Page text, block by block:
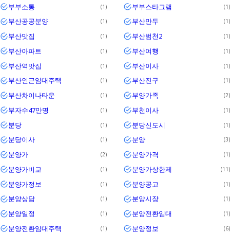
부부소통 1 부부스타그램 1
부산공공분양 1 부산만두 1
부산맛집 1 부산범천2 1
부산아파트 1 부산여행 1
부산역맛집 1 부산이사 1
부산인근임대주택 1 부산진구 1
부산차이나타운 1 부양가족 2
부자수47만명 1 부천이사 1
분당 1 분당신도시 1
분당이사 1 분양 3
분양가 2 분양가격 1
분양가비교 1 분양가상한제 11
분양가정보 1 분양공고 1
분양상담 1 분양시장 1
분양일정 1 분양전환임대 1
분양전환임대주택 1 분양정보 6